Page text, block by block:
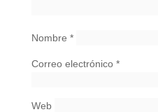
Nombre *
Correo electrónico *
Web